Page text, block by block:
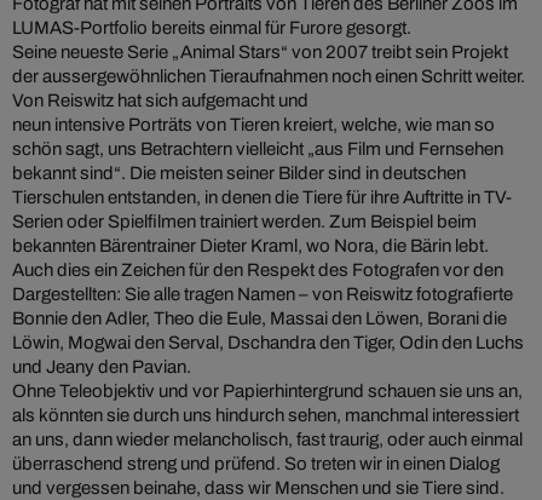
LUMAS-Portfolio bereits einmal für Furore gesorgt.
Seine neueste Serie „Animal Stars“ von 2007 treibt sein Projekt
der aussergewöhnlichen Tieraufnahmen noch einen Schritt weiter.
Von Reiswitz hat sich aufgemacht und
neun intensive Porträts von Tieren kreiert, welche, wie man so
schön sagt, uns Betrachtern vielleicht „aus Film und Fernsehen
bekannt sind“. Die meisten seiner Bilder sind in deutschen
Tierschulen entstanden, in denen die Tiere für ihre Auftritte in TV-
Serien oder Spielfilmen trainiert werden. Zum Beispiel beim
bekannten Bärentrainer Dieter Kraml, wo Nora, die Bärin lebt.
Auch dies ein Zeichen für den Respekt des Fotografen vor den
Dargestellten: Sie alle tragen Namen – von Reiswitz fotografierte
Bonnie den Adler, Theo die Eule, Massai den Löwen, Borani die
Löwin, Mogwai den Serval, Dschandra den Tiger, Odin den Luchs
und Jeany den Pavian.
Ohne Teleobjektiv und vor Papierhintergrund schauen sie uns an,
als könnten sie durch uns hindurch sehen, manchmal interessiert
an uns, dann wieder melancholisch, fast traurig, oder auch einmal
überraschend streng und prüfend. So treten wir in einen Dialog
und vergessen beinahe, dass wir Menschen und sie Tiere sind.